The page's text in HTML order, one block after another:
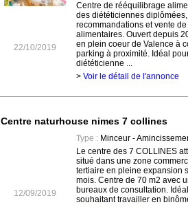
22/10/2019
Centre de rééquilibrage
des diététiciennes
recommandations et vente
alimentaires. Ouvert depuis
en plein coeur de Valence à
parking à proximité. Idéal
diététicienne ...
> Voir le détail de l'annonce
Centre naturhouse nimes 7 collines
12/09/2019
Type :Minceur -
Le centre des 7 COLLINES
situé dans une zone
tertiaire en pleine expansion
mois. Centre de 70 m2 avec
bureaux de consultation.
souhaitant travailler en